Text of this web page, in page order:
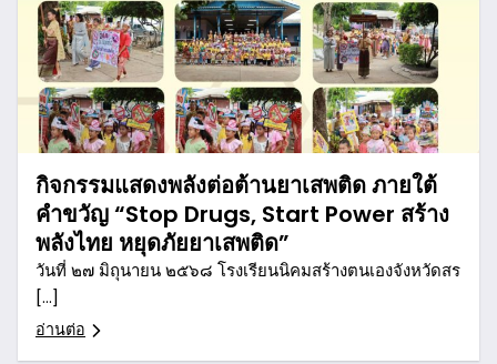
กิจกรรมแสดงพลังต่อต้านยาเสพติด ภายใต้
คำขวัญ “Stop Drugs, Start Power สร้าง
พลังไทย หยุดภัยยาเสพติด”
วันที่ ๒๗ มิถุนายน ๒๕๖๘ โรงเรียนนิคมสร้างตนเองจังหวัดสร
[…]
อ่านต่อ